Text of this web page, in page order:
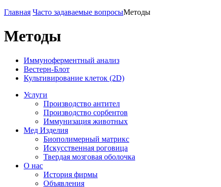
Главная Часто задаваемые вопросыМетоды
Методы
Иммуноферментный анализ
Вестерн-Блот
Культивирование клеток (2D)
Услуги
Производство антител
Производство сорбентов
Иммунизация животных
Мед Изделия
Биополимерный матрикс
Искусственная роговица
Твердая мозговая оболочка
О нас
История фирмы
Объявления